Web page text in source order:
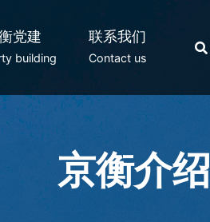
党建
building
联系我们
Contact us
京衡介绍